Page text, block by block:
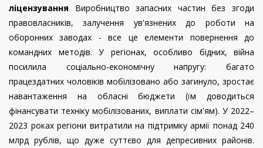
ліцензування Виробництво запасних частин без згоди
правовласників, залучення ув'язнених до роботи на
оборонних заводах - все це елементи повернення до
командних методів. У регіонах, особливо бідних, війна
посилила соціально-економічну напругу: багато
працездатних чоловіків мобілізовано або загинуло, зростає
навантаження на обласні бюджети (їм доводиться
фінансувати техніку мобілізованих, виплати сім'ям). У 2022–
2023 роках регіони витратили на підтримку армії понад 240
млрд рублів, що дуже суттєво для депресивних районів.